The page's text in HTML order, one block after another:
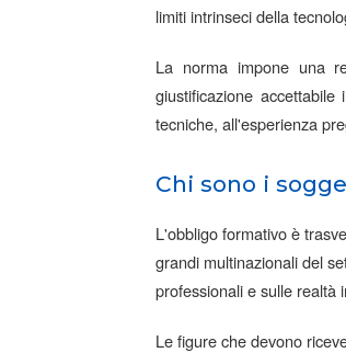
limiti intrinseci della
La norma impone una
giustificazione
tecniche, all'esperienza
Chi sono i
L'obbligo formativo è
grandi multinazionali del
professionali e sulle realtà
Le figure che devono